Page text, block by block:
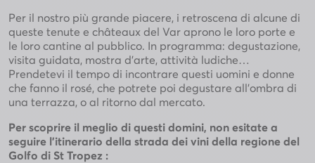
Per il nostro più grande piacere, i retroscena di alcune di
queste tenute e châteaux del Var aprono le loro porte e
le loro cantine al pubblico. In programma: degustazione,
visita guidata, mostra d’arte, attività ludiche…
Prendetevi il tempo di incontrare questi uomini e donne
che fanno il rosé, che potrete poi degustare all’ombra di
una terrazza, o al ritorno dal mercato.
Per scoprire il meglio di questi domini, non esitate a
seguire l’itinerario della strada dei vini della regione del
Golfo di St Tropez :